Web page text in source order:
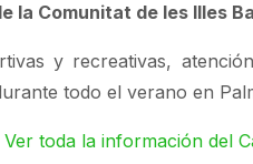
la Comunitat de les Illes
y recreativas,
todo el verano en
Ver toda la información del